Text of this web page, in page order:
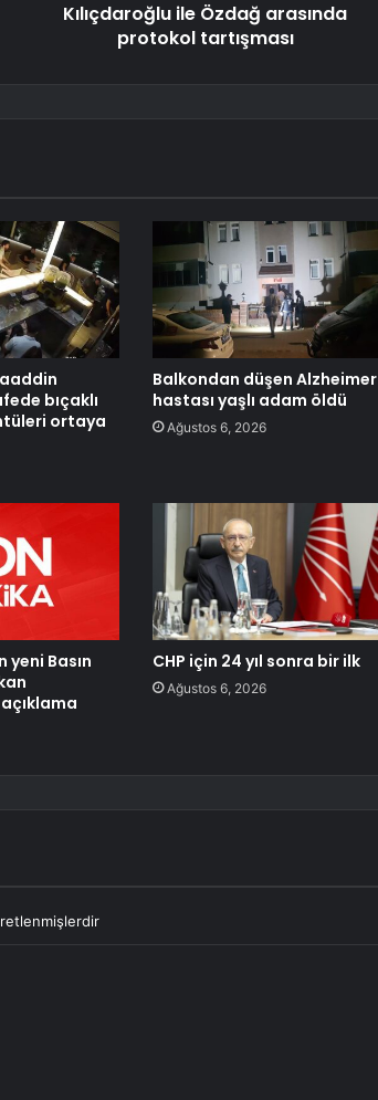
Kılıçdaroğlu ile Özdağ arasında
protokol tartışması
bıçaklı
ortaya
Balkondan düşen Alzheimer
hastası yaşlı adam öldü
Ağustos 6, 2026
yeni Basın
CHP için 24 yıl sonra bir ilk
Ağustos 6, 2026